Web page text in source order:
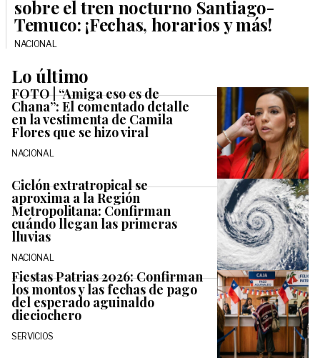
sobre el tren nocturno Santiago-
Temuco: ¡Fechas, horarios y más!
NACIONAL
Lo último
FOTO | “Amiga eso es de
Chana”: El comentado detalle
en la vestimenta de Camila
Flores que se hizo viral
NACIONAL
Ciclón extratropical se
aproxima a la Región
Metropolitana: Confirman
cuándo llegan las primeras
lluvias
NACIONAL
Fiestas Patrias 2026: Confirman
los montos y las fechas de pago
del esperado aguinaldo
dieciochero
SERVICIOS